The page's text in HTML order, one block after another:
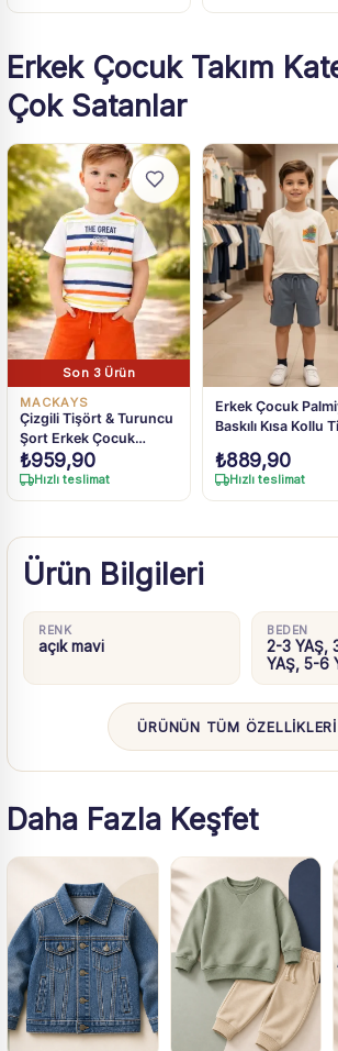
Erkek Çocuk Takım
Çok Satanlar
Son 3 Ürün
MACKAYS
Çizgili Tişört & Turuncu
Şort Erkek Çocuk
Takımı
₺959,90
Hızlı teslimat
Erkek Çocuk
Baskılı Kısa Kollu
₺889,90
Hızlı teslimat
Ürün Bilgileri
RENK
açık mavi
BEDEN
2-3 YAŞ,
YAŞ, 5-6
ÜRÜNÜN TÜM ÖZELLİKLERİ
Daha Fazla Keşfet